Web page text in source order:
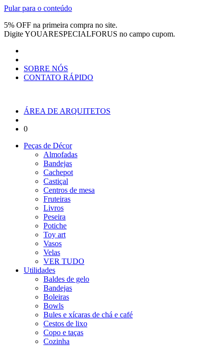
Pular para o conteúdo
5% OFF na primeira compra no site.
DigiteYOUARESPECIALFORUS no campo cupom.
SOBRE NÓS
CONTATO RÁPIDO
ÁREA DE ARQUITETOS
0
Peças de Décor
Almofadas
Bandejas
Cachepot
Castiçal
Centros de mesa
Fruteiras
Livros
Peseira
Potiche
Toy art
Vasos
Velas
VER TUDO
Utilidades
Baldes de gelo
Bandejas
Boleiras
Bowls
Bules e xícaras de chá e café
Cestos de lixo
Copo e taças
Cozinha